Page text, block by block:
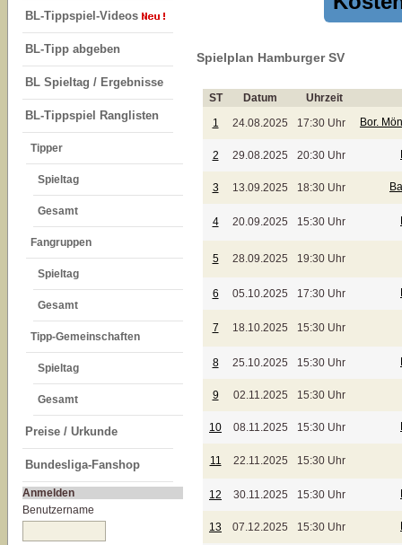
BL-Tippspiel-Videos
BL-Tipp abgeben
BL Spieltag / Ergebnisse
BL-Tippspiel Ranglisten
Tipper
Spieltag
Gesamt
Fangruppen
Spieltag
Gesamt
Tipp-Gemeinschaften
Spieltag
Gesamt
Preise / Urkunde
Bundesliga-Fanshop
Anmelden
Benutzername
Spielplan Hamburger SV
ST Datum
Uhrzeit
1
24.08.2025 17:30 Uhr Bor.
2 29.08.2025 20:30 Uhr
3 13.09.2025 18:30 Uhr
4 20.09.2025 15:30 Uhr
5 28.09.2025 19:30 Uhr
6 05.10.2025 17:30 Uhr
7 18.10.2025 15:30 Uhr
8 25.10.2025 15:30 Uhr
9 02.11.2025 15:30 Uhr
10 08.11.2025 15:30 Uhr
11 22.11.2025 15:30 Uhr
12 30.11.2025 15:30 Uhr
13 07.12.2025 15:30 Uhr